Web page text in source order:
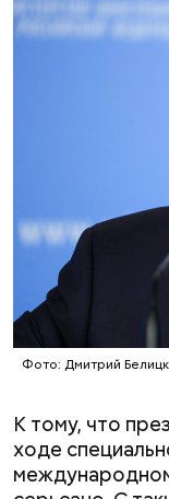
Фото: Дмитрий
К тому, что
ходе
Володин
такая
слова
Telegram